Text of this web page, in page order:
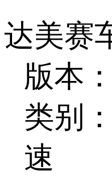
达美赛
版本
类别
速